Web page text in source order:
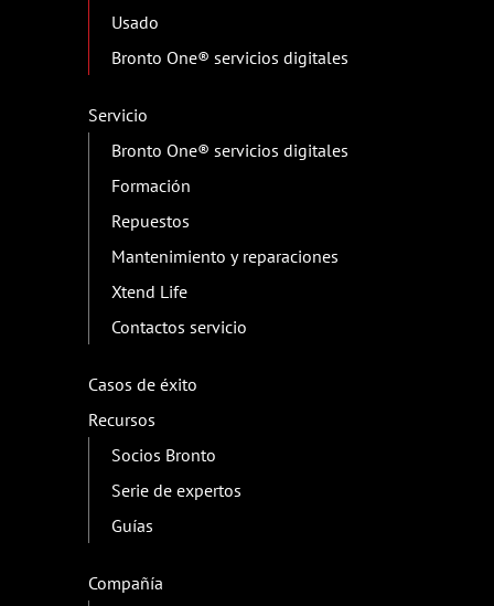
Usado
Bronto One® servicios digitales
Servicio
Bronto One® servicios digitales
Formación
Repuestos
Mantenimiento y reparaciones
Xtend Life
Contactos servicio
Casos de éxito
Recursos
Socios Bronto
Serie de expertos
Guías
Compañía